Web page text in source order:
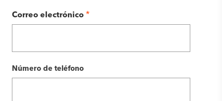
Correo electrónico *
Número de teléfono